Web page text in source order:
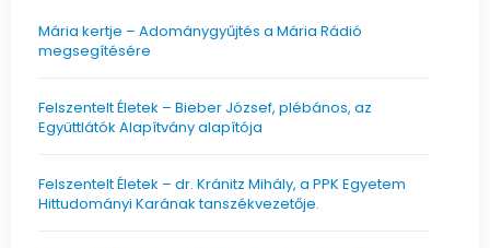
Mária kertje – Adománygyűjtés a Mária Rádió
megsegítésére
Felszentelt Életek ­– Bieber József, plébános, az
Együttlátók Alapítvány alapítója
Felszentelt Életek ­– dr. Kránitz Mihály, a PPK Egyetem
Hittudományi Karának tanszékvezetője.